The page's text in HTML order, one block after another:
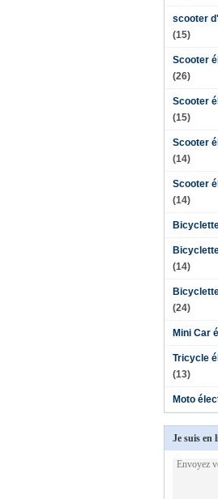
scooter
(15)
Scooter
(26)
Scooter
(15)
Scooter
(14)
Scooter
(14)
(14)
(24)
Mini Car
Tricycle
(13)
Moto
Je suis en